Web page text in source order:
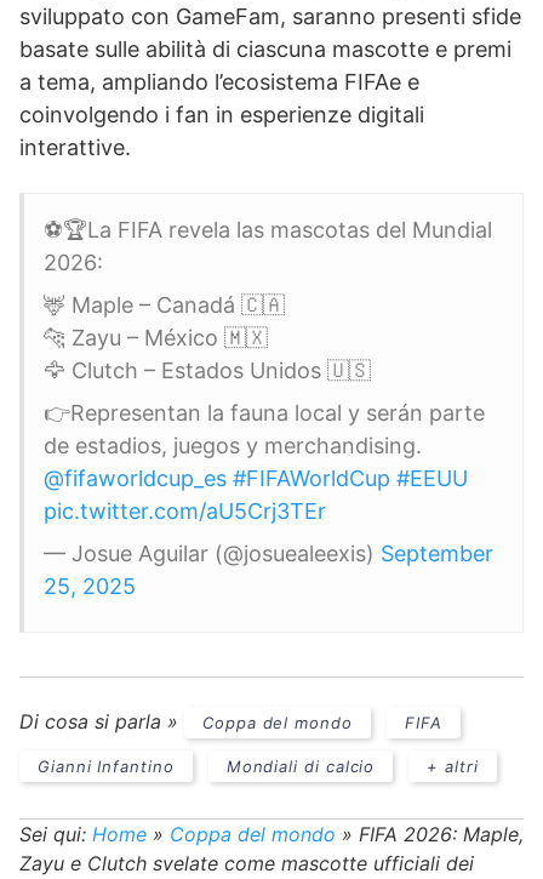
sviluppato con GameFam, saranno presenti sfide
basate sulle abilità di ciascuna mascotte e premi
a tema, ampliando l’ecosistema FIFAe e
coinvolgendo i fan in esperienze digitali
interattive.
⚽️🏆La FIFA revela las mascotas del Mundial
2026:
🦌 Maple – Canadá 🇨🇦
🐆 Zayu – México 🇲🇽
🦅 Clutch – Estados Unidos 🇺🇸
👉Representan la fauna local y serán parte
de estadios, juegos y merchandising.
@fifaworldcup_es #FIFAWorldCup #EEUU
pic.twitter.com/aU5Crj3TEr
— Josue Aguilar (@josuealeexis) September
25, 2025
Di cosa si parla » Coppa del mondo FIFA
Gianni Infantino Mondiali di calcio + altri
Sei qui: Home » Coppa del mondo » FIFA 2026: Maple,
Zayu e Clutch svelate come mascotte ufficiali dei